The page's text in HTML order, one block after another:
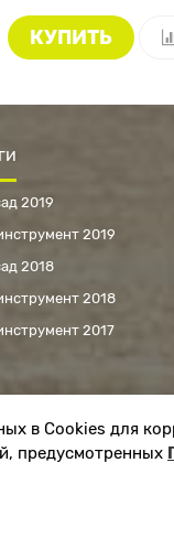
КУПИТЬ
ПО
2019
2019
2018
2018
2017
в Cookies для
предусмотренных